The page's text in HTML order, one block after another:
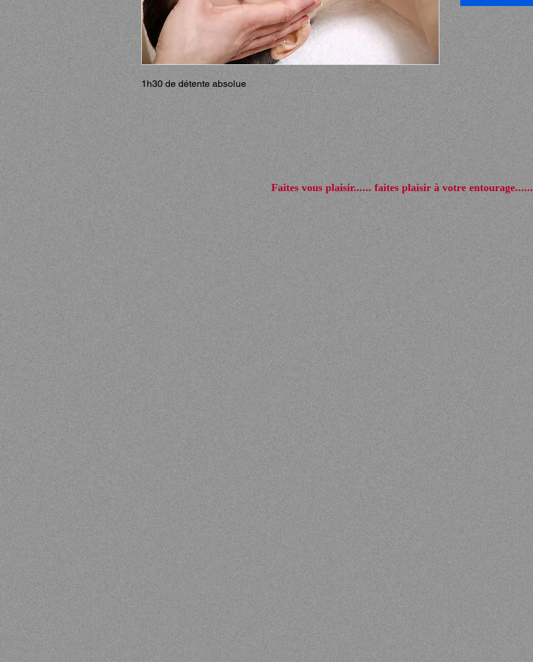
Faites vous plaisir...... faites plaisir à votre entourage......
1h30 de détente absolue